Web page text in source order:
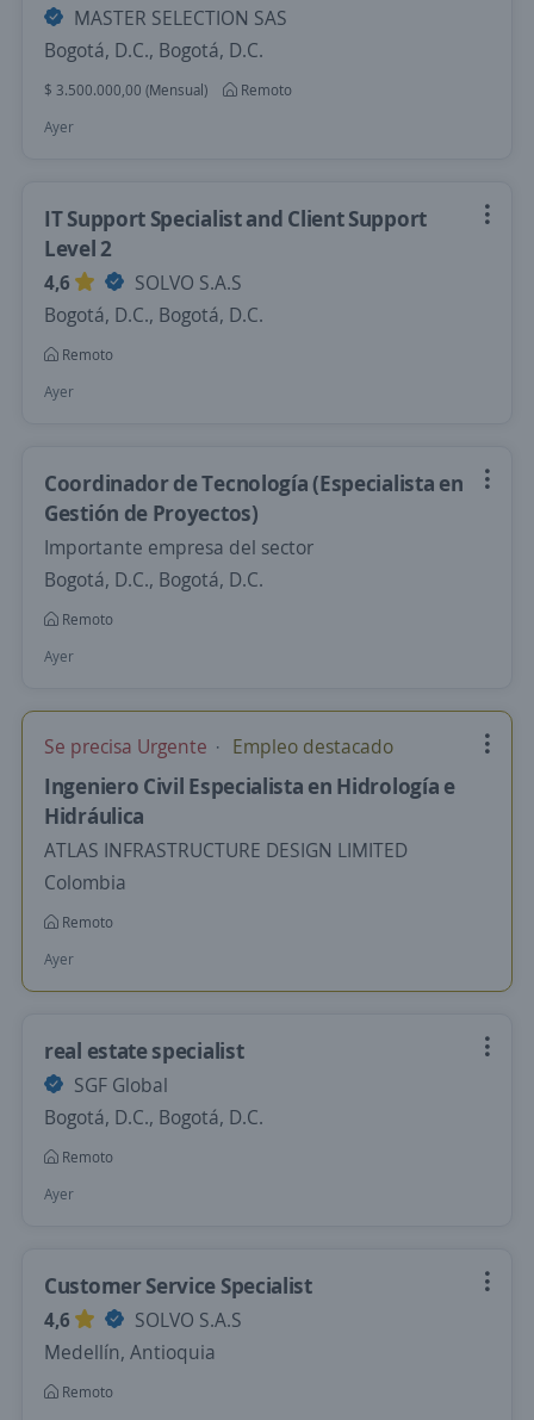
MASTER SELECTION SAS
Bogotá, D.C., Bogotá, D.C.
$ 3.500.000,00 (Mensual)
Remoto
Ayer
IT Support Specialist and Client Support
Level 2
4,6
SOLVO S.A.S
Bogotá, D.C., Bogotá, D.C.
Remoto
Ayer
Coordinador de Tecnología (Especialista en
Gestión de Proyectos)
Importante empresa del sector
Bogotá, D.C., Bogotá, D.C.
Remoto
Ayer
Se precisa Urgente Empleo destacado
Ingeniero Civil Especialista en Hidrología e
Hidráulica
ATLAS INFRASTRUCTURE DESIGN LIMITED
Colombia
Remoto
Ayer
real estate specialist
SGF Global
Bogotá, D.C., Bogotá, D.C.
Remoto
Ayer
Customer Service Specialist
4,6
SOLVO S.A.S
Medellín, Antioquia
Remoto